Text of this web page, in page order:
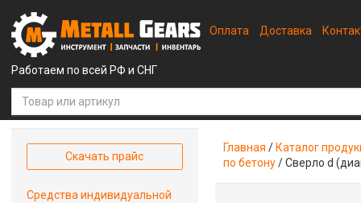
Работаем по всей РФ и СНГ
Оплата Доставка
Главная / Каталог
по бетону/Сверло d
Скачать прайс
Средства индивидуальной